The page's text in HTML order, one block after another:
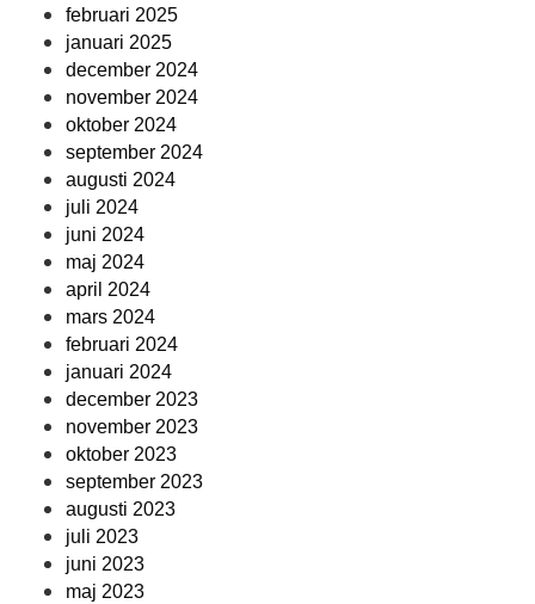
februari 2025
januari 2025
december 2024
november 2024
oktober 2024
september 2024
augusti 2024
juli 2024
juni 2024
maj 2024
april 2024
mars 2024
februari 2024
januari 2024
december 2023
november 2023
oktober 2023
september 2023
augusti 2023
juli 2023
juni 2023
maj 2023